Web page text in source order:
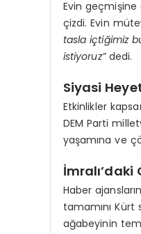
Evin geçmişine
çizdi. Evin
tasla içtiğimiz
istiyoruz”dedi.
Siyasi
Etkinlikler
DEM Parti
yaşamına ve
İmralı’daki
Haber
tamamını
ağabeyinin